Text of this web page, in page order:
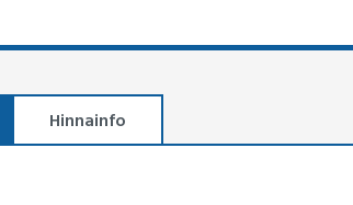
Hinnainfo